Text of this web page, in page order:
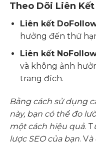
Theo Dõi Liên
Liên kết
hưởng đến thứ
Liên kết
và không ảnh
trang đích.
Bằng cách sử dụng
này, bạn có thể đo
một cách hiệu quả. T
lược SEO của bạn. Và